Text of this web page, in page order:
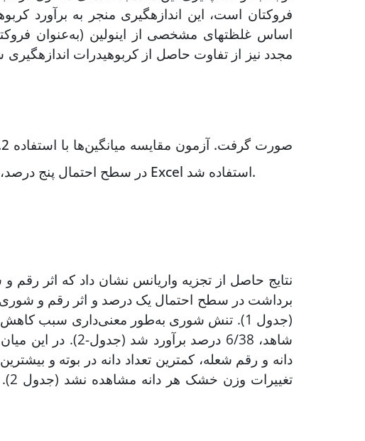
فروکتان است، این اندازه­گیری منجر به برآورد
اساس غلظت­های مشخصی از اینولین (به‌عنوان
از آزمون LSD در سطح احتمال پنج درصد، انجام شد و برای رسم نمودارها و جدول‌ها از نرم‌افزار Excel استفاده شد.
نتایج حاصل از تجزیه واریانس نشان داد که اثر
برداشت در سطح احتمال یک درصد و اثر رقم و
(جدول 1). تنش شوری به‌طور معنی‌داری سبب
دانه و رقم شعله، کمترین تعداد دانه در بوته و